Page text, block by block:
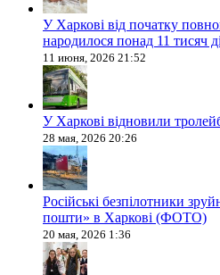
У Харкові від початку
народилося понад 11 тисяч
11 июня, 2026 21:52
У Харкові відновили
28 мая, 2026 20:26
Російські безпілотники
пошти» в Харкові (ФОТО)
20 мая, 2026 1:36